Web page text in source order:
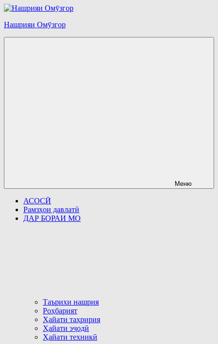
Перейти
содержимому
Нашрияи Омӯзгор
Меню
АСОСӢ
Рамзҳои давлатӣ
ДАР БОРАИ МО
Таърихи нашрия
Роҳбарият
Ҳайати таҳририя
Ҳайати эҷодӣ
Ҳайати техникӣ